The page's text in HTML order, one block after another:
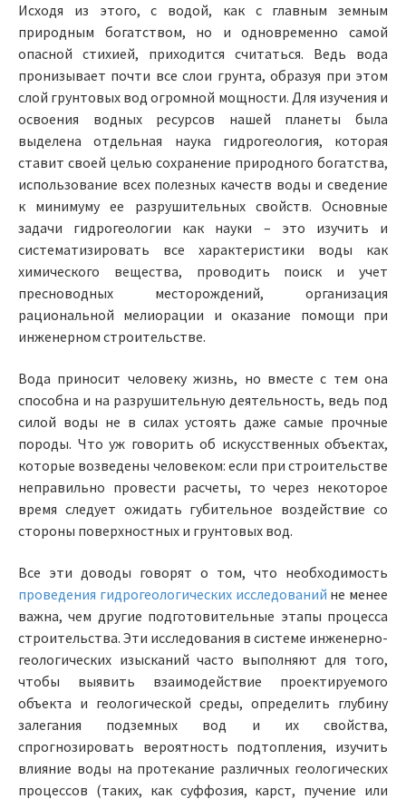
Исходя из этого, с водой, как с главным земным
природным богатством, но и одновременно самой
опасной стихией, приходится считаться. Ведь вода
пронизывает почти все слои грунта, образуя при этом
слой грунтовых вод огромной мощности. Для изучения и
освоения водных ресурсов нашей планеты была
выделена отдельная наука гидрогеология, которая
ставит своей целью сохранение природного богатства,
использование всех полезных качеств воды и сведение
к минимуму ее разрушительных свойств. Основные
задачи гидрогеологии как науки – это изучить и
систематизировать все характеристики воды как
химического вещества, проводить поиск и учет
пресноводных месторождений, организация
рациональной мелиорации и оказание помощи при
инженерном строительстве.
Вода приносит человеку жизнь, но вместе с тем она
способна и на разрушительную деятельность, ведь под
силой воды не в силах устоять даже самые прочные
породы. Что уж говорить об искусственных объектах,
которые возведены человеком: если при строительстве
неправильно провести расчеты, то через некоторое
время следует ожидать губительное воздействие со
стороны поверхностных и грунтовых вод.
Все эти доводы говорят о том, что необходимость
проведения гидрогеологических исследований не менее
важна, чем другие подготовительные этапы процесса
строительства. Эти исследования в системе инженерно-
геологических изысканий часто выполняют для того,
чтобы выявить взаимодействие проектируемого
объекта и геологической среды, определить глубину
залегания подземных вод и их свойства,
спрогнозировать вероятность подтопления, изучить
влияние воды на протекание различных геологических
процессов (таких, как суффозия, карст, пучение или